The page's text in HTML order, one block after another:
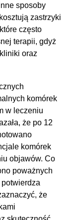
sposoby
zastrzyki
często
terapii, gdyż
oraz
komórek
w leczeniu
że po 12
komórek
objawów. Co
poważnych
że